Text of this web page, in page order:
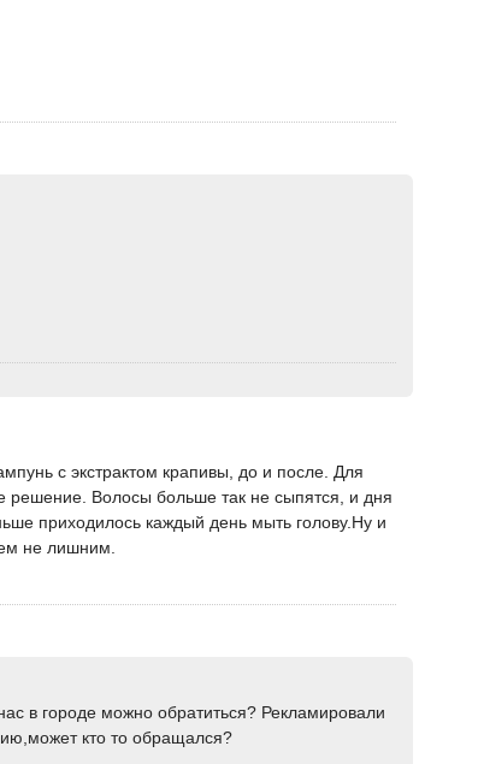
с экстрактом крапивы, до и после. Для
решение. Волосы больше так не сыпятся, и дня
приходилось каждый день мыть голову.Ну и
не лишним.
в городе можно обратиться? Рекламировали
кто то обращался?